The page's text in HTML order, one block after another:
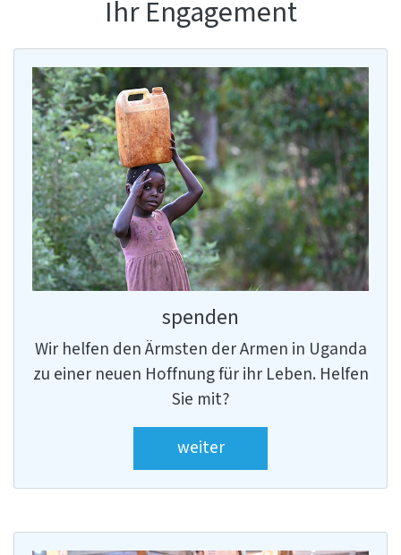
Ihr Engagement
spenden
Wir helfen den Ärmsten der Armen in Uganda
zu einer neuen Hoffnung für ihr Leben. Helfen
Sie mit?
weiter